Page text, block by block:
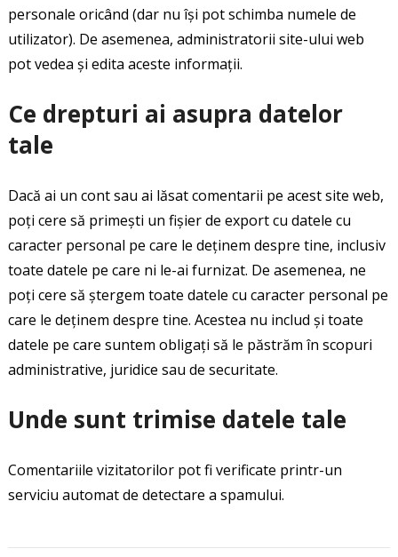
personale oricând (dar nu își pot schimba numele de
utilizator). De asemenea, administratorii site-ului web
pot vedea și edita aceste informații.
Ce drepturi ai asupra datelor
tale
Dacă ai un cont sau ai lăsat comentarii pe acest site web,
poți cere să primești un fișier de export cu datele cu
caracter personal pe care le deținem despre tine, inclusiv
toate datele pe care ni le-ai furnizat. De asemenea, ne
poți cere să ștergem toate datele cu caracter personal pe
care le deținem despre tine. Acestea nu includ și toate
datele pe care suntem obligați să le păstrăm în scopuri
administrative, juridice sau de securitate.
Unde sunt trimise datele tale
Comentariile vizitatorilor pot fi verificate printr-un
serviciu automat de detectare a spamului.